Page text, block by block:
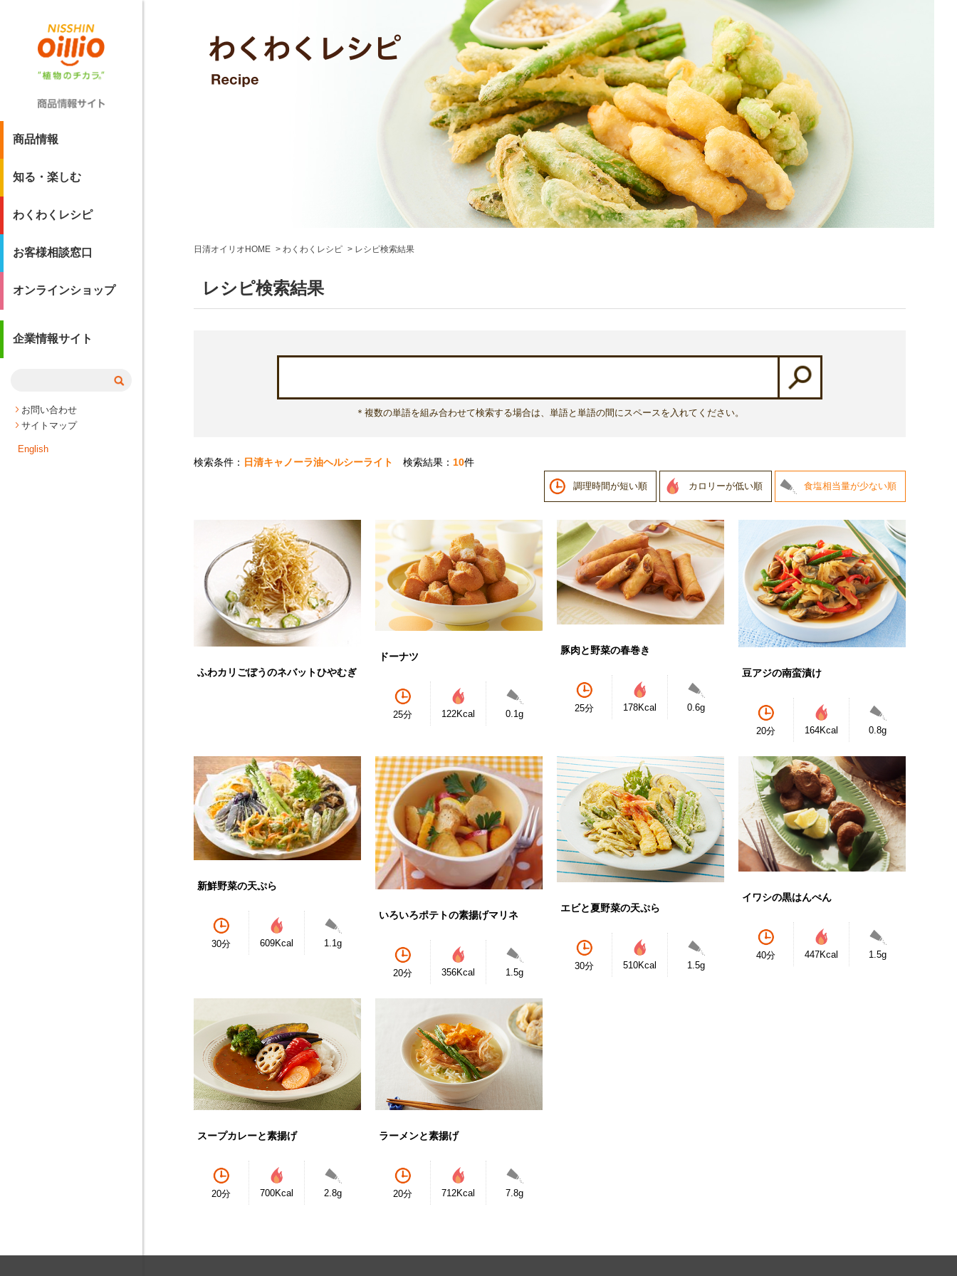
商品情報
知る・楽しむ
わくわくレシピ
お客様相談窓口
オンラインショップ
企業情報サイト
お問い合わせ
サイトマップ
English
日清オイリオHOME わくわくレシピ レシピ検索結果
レシピ検索結果
＊複数の単語を組み合わせて検索する場合は、単語と単語の間にスペースを入れてください。
検索条件： 日清キャノーラ油ヘルシーライト 検索結果： 10件
調理時間が短い順 カロリーが低い順 食塩相当量が少ない順
ふわカリごぼうのネバットひやむぎ
ドーナツ
25分 122Kcal 0.1g
豚肉と野菜の春巻き
25分 178Kcal 0.6g
豆アジの南蛮漬け
20分 164Kcal 0.8g
新鮮野菜の天ぷら
30分 609Kcal 1.1g
いろいろポテトの素揚げマリネ
20分 356Kcal 1.5g
エビと夏野菜の天ぷら
30分 510Kcal 1.5g
イワシの黒はんぺん
40分 447Kcal 1.5g
スープカレーと素揚げ
20分 700Kcal 2.8g
ラーメンと素揚げ
20分 712Kcal 7.8g